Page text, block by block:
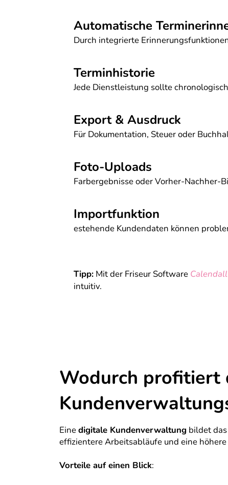
Automatische
Durch integrierte
Terminhistorie
Jede Dienstleistung sollte
Export & Ausdruck
Für Dokumentation, Steuer oder
Foto-Uploads
Farbergebnisse oder Vorher-Nachher-
Importfunktion
estehende Kundendaten können
Tipp:Mit der Friseur Software Calendall
intuitiv.
Wodurch profitiert
Einedigitale Kundenverwaltung bildet
effizientere Arbeitsabläufe und eine
Vorteile auf einen Blick: